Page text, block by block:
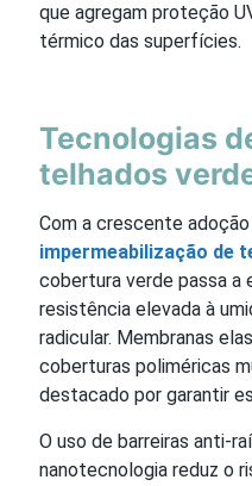
que agregam proteção
térmico das superfícies.
Tecnologias
telhados
Com a crescente
impermeabilização de
cobertura verde passa a
resistência elevada à
radicular. Membranas
coberturas poliméricas
destacado por garantir
O uso de barreiras anti-
nanotecnologia reduz o